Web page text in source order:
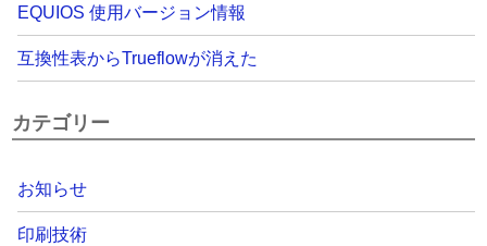
EQUIOS 使用バージョン情報
互換性表からTrueflowが消えた
カテゴリー
お知らせ
印刷技術